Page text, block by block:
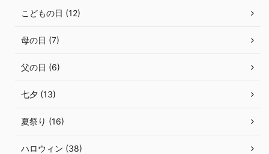
こどもの日 (12)
母の日 (7)
父の日 (6)
七夕 (13)
夏祭り (16)
ハロウィン (38)